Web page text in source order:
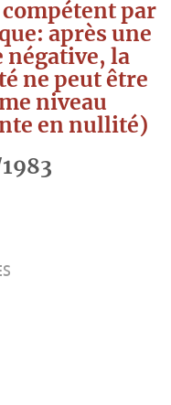
par
après une
négative, la
ne peut être
niveau
en nullité)